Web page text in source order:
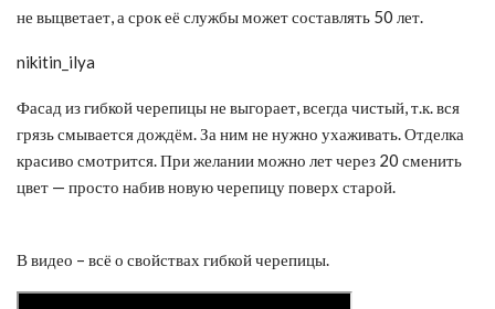
не выцветает, а срок её службы может составлять 50 лет.
nikitin_ilya
Фасад из гибкой черепицы не выгорает, всегда чистый, т.к. вся
грязь смывается дождём. За ним не нужно ухаживать. Отделка
красиво смотрится. При желании можно лет через 20 сменить
цвет — просто набив новую черепицу поверх старой.
В видео – всё о свойствах гибкой черепицы.